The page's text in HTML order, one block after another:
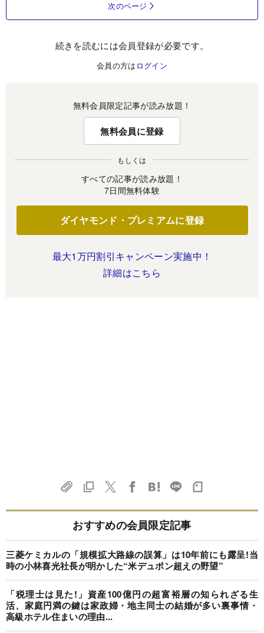
次のページ
続きを読むには会員登録が必要です。
会員の方は ログイン
無料会員限定記事が読み放題！
無料会員に登録
もしくは
すべての記事が読み放題！
7日間無料体験
ダイヤモンド・プレミアムに登録
最大1万円割引キャンペーン実施中！
詳細はこちら
おすすめの会員限定記事
三菱ケミカルの「規模拡大路線の誤算」は10年前にも露呈!当
時の小林喜光社長が明かした“米デュポン超えの野望”
「税理士は見た!」資産100億円の超富裕層の知られざる生
活、家庭円満の鍵は家政婦・地主同士の結婚が多い裏事情・
高級ホテル住まいの理由...